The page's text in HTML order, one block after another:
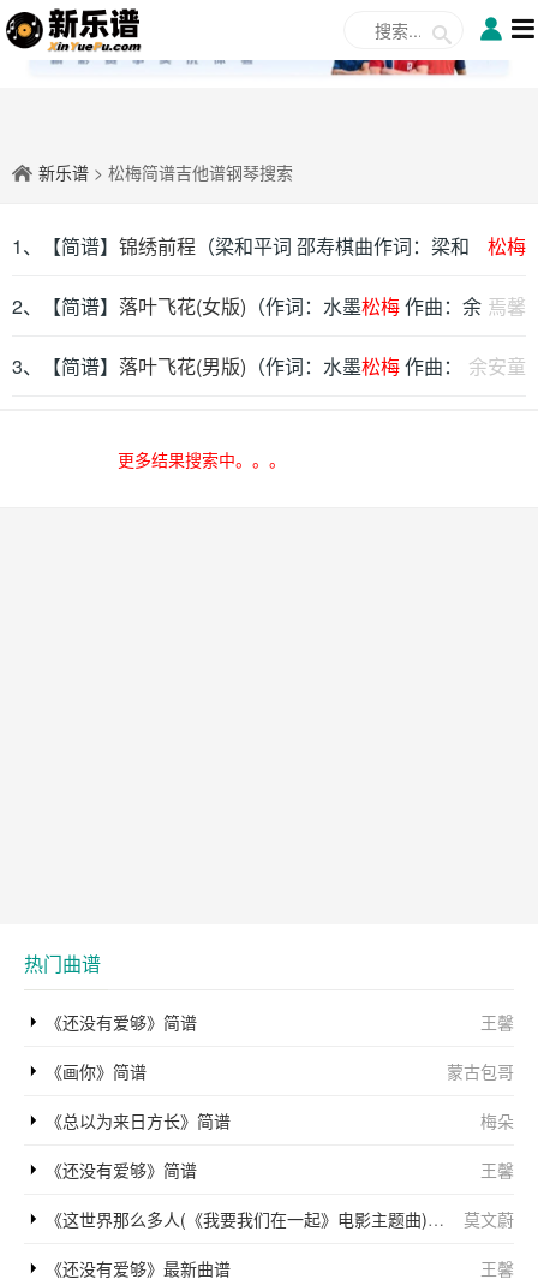
✕
新乐谱 > 松梅简谱吉他谱钢琴搜索
松梅
1、【简谱】 锦绣前程 （梁和平词 邵寿棋曲作词：梁和
平 作曲：邵寿棋） 焉馨
2、【简谱】 落叶飞花(女版) （作词：水墨松梅作曲：余
安童） 余安童
3、【简谱】 落叶飞花(男版) （作词：水墨松梅作曲：
更多结果搜索中。。。
热门曲谱
王馨
《还没有爱够》简谱
蒙古包哥
《画你》简谱
梅朵
《总以为来日方长》简谱
王馨
《还没有爱够》简谱
莫文蔚
《这世界那么多人(《我要我们在一起》电影主题曲)》简谱
王馨
《还没有爱够》最新曲谱